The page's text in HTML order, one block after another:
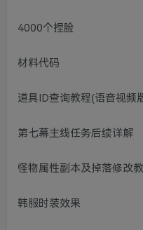
4000个捏脸
材料代码
道具ID查询教程(语音视频
第七幕主线任务后续详解
怪物属性副本及掉落修改
韩服时装效果